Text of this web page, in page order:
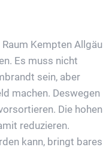
Kempten Allgäu
Es muss nicht
sein, aber
machen. Deswegen
Die hohen
reduzieren.
kann, bringt bares